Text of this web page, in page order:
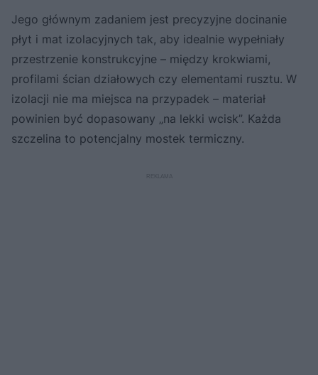
Jego głównym zadaniem jest precyzyjne docinanie
płyt i mat izolacyjnych tak, aby idealnie wypełniały
przestrzenie konstrukcyjne – między krokwiami,
profilami ścian działowych czy elementami rusztu. W
izolacji nie ma miejsca na przypadek – materiał
powinien być dopasowany „na lekki wcisk”. Każda
szczelina to potencjalny mostek termiczny.